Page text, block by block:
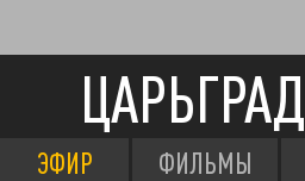
ЦАРЬГРАД
ЭФИР ФИЛЬМЫ